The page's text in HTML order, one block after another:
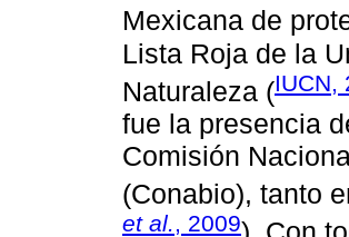
Mexicana de
Lista Roja de la
Naturaleza (IUCN,
fue la presencia
Comisión
(Conabio), tanto
et al., 2009